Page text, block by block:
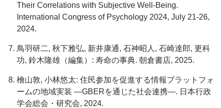
Their Correlations with Subjective Well-Being.
International Congress of Psychology 2024, July 21-26,
2024.
鳥羽研二, 秋下雅弘, 新井康通, 石神昭人, 石崎達郎, 更科
功, 鈴木隆雄（編集）: 寿命の事典. 朝倉書店, 2025.
檜山敦, 小林悠太: 住民参加を促進する情報プラットフォ
ームの地域実装 ―GBERを通じた社会連携―. 日本行政
学会総会・研究会, 2024.